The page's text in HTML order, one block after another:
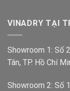
VINADRY TẠI
Showroom 1: Số
Tân, TP. Hồ Chí
Showroom 2: Số